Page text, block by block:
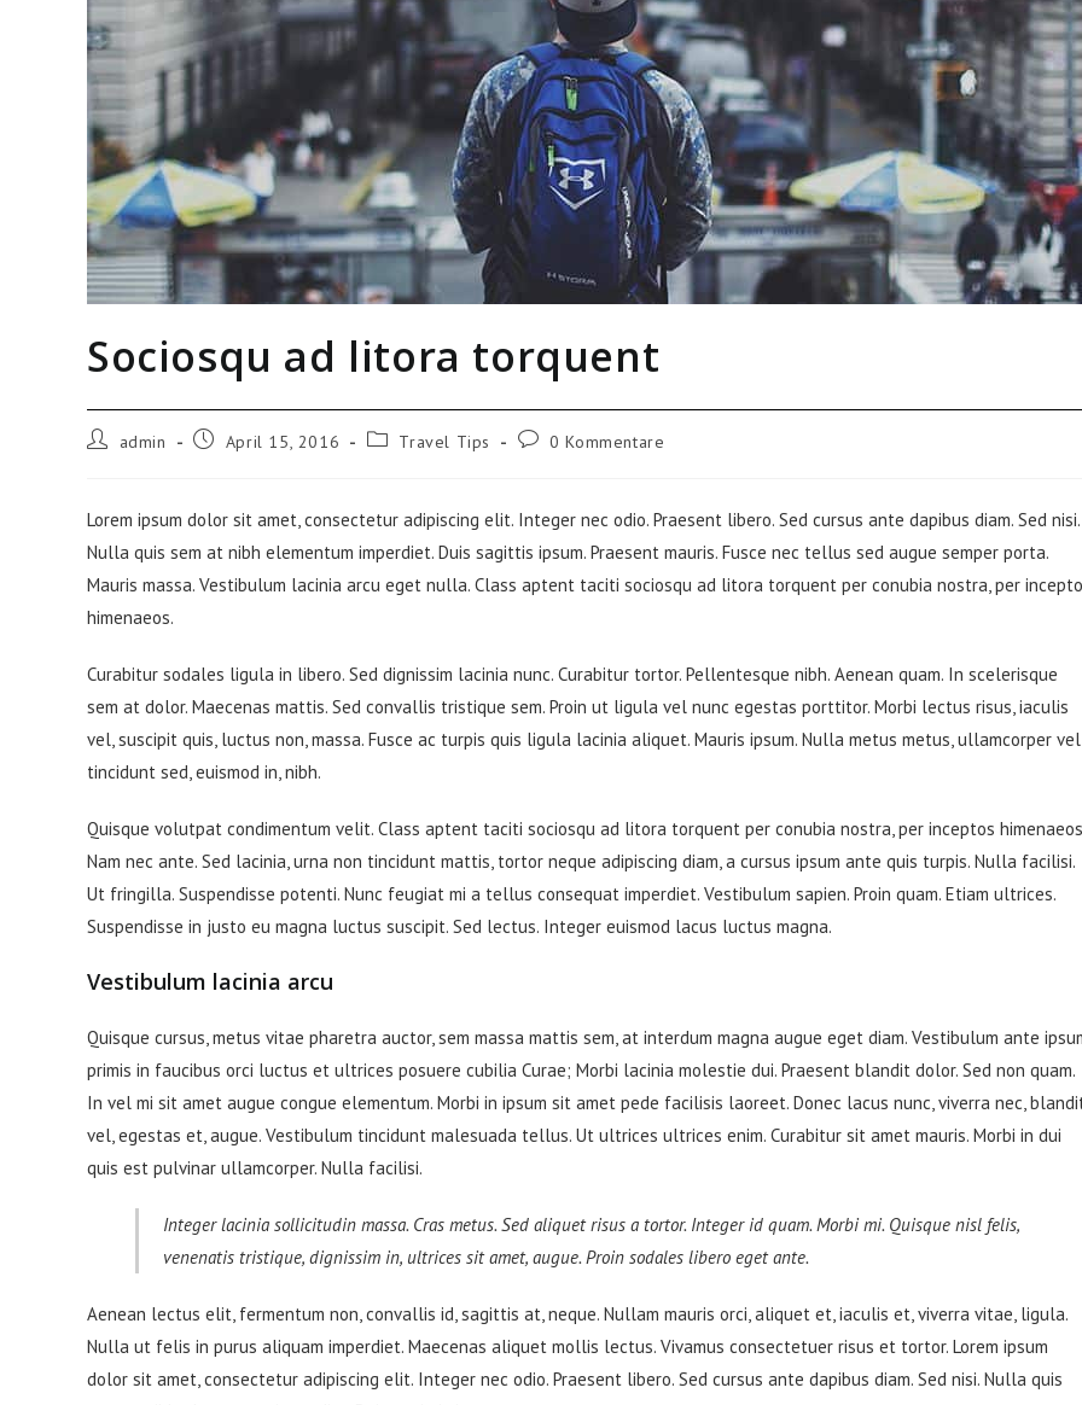
Sociosqu ad litora torquent
Beitrags-
admin
BeitragApril 15, 2016
Beitrags-
Travel Tips
Beitrags-
0 Kommentare
Lorem ipsum dolor sit amet, consectetur adipiscing elit. Integer nec odio. Praesent libero. Sed cursus ante dapibus diam. Sed nisi.
Nulla quis sem at nibh elementum imperdiet. Duis sagittis ipsum. Praesent mauris. Fusce nec tellus sed augue semper porta.
Mauris massa. Vestibulum lacinia arcu eget nulla. Class aptent taciti sociosqu ad litora torquent per conubia nostra, per
himenaeos.
Curabitur sodales ligula in libero. Sed dignissim lacinia nunc. Curabitur tortor. Pellentesque nibh. Aenean quam. In scelerisque
sem at dolor. Maecenas mattis. Sed convallis tristique sem. Proin ut ligula vel nunc egestas porttitor. Morbi lectus risus, iaculis
vel, suscipit quis, luctus non, massa. Fusce ac turpis quis ligula lacinia aliquet. Mauris ipsum. Nulla metus metus, ullamcorper vel,
tincidunt sed, euismod in, nibh.
Quisque volutpat condimentum velit. Class aptent taciti sociosqu ad litora torquent per conubia nostra, per inceptos
Nam nec ante. Sed lacinia, urna non tincidunt mattis, tortor neque adipiscing diam, a cursus ipsum ante quis turpis. Nulla facilisi.
Ut fringilla. Suspendisse potenti. Nunc feugiat mi a tellus consequat imperdiet. Vestibulum sapien. Proin quam. Etiam ultrices.
Suspendisse in justo eu magna luctus suscipit. Sed lectus. Integer euismod lacus luctus magna.
Vestibulum lacinia arcu
Quisque cursus, metus vitae pharetra auctor, sem massa mattis sem, at interdum magna augue eget diam. Vestibulum ante
primis in faucibus orci luctus et ultrices posuere cubilia Curae; Morbi lacinia molestie dui. Praesent blandit dolor. Sed non quam.
In vel mi sit amet augue congue elementum. Morbi in ipsum sit amet pede facilisis laoreet. Donec lacus nunc, viverra nec,
vel, egestas et, augue. Vestibulum tincidunt malesuada tellus. Ut ultrices ultrices enim. Curabitur sit amet mauris. Morbi in dui
quis est pulvinar ullamcorper. Nulla facilisi.
Integer lacinia sollicitudin massa. Cras metus. Sed aliquet risus a tortor. Integer id quam. Morbi mi. Quisque nisl felis,
venenatis tristique, dignissim in, ultrices sit amet, augue. Proin sodales libero eget ante.
Aenean lectus elit, fermentum non, convallis id, sagittis at, neque. Nullam mauris orci, aliquet et, iaculis et, viverra vitae, ligula.
Nulla ut felis in purus aliquam imperdiet. Maecenas aliquet mollis lectus. Vivamus consectetuer risus et tortor. Lorem ipsum
dolor sit amet, consectetur adipiscing elit. Integer nec odio. Praesent libero. Sed cursus ante dapibus diam. Sed nisi. Nulla quis